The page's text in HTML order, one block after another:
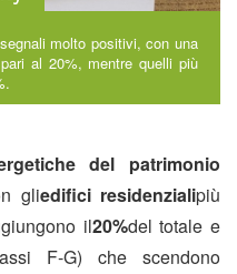
molto positivi, con una
al 20%, mentre quelli più
del patrimonio
gliedifici residenzialipiù
il20%del totale e
F-G) che scendono